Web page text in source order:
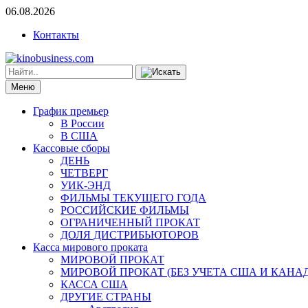
06.08.2026
Контакты
Меню
График премьер
В России
В США
Кассовые сборы
ДЕНЬ
ЧЕТВЕРГ
УИК-ЭНД
ФИЛЬМЫ ТЕКУЩЕГО ГОДА
РОССИЙСКИЕ ФИЛЬМЫ
ОГРАНИЧЕННЫЙ ПРОКАТ
ДОЛЯ ДИСТРИБЬЮТОРОВ
Касса мирового проката
МИРОВОЙ ПРОКАТ
МИРОВОЙ ПРОКАТ (БЕЗ УЧЕТА США И
КАССА США
ДРУГИЕ СТРАНЫ